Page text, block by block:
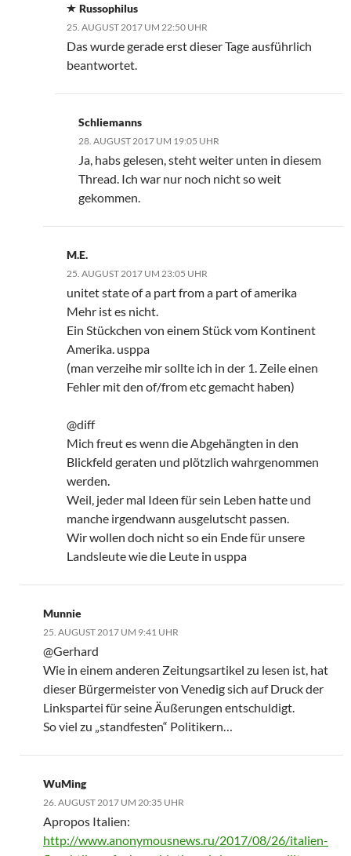
Russophilus
25. AUGUST 2017 UM 22:50 UHR
Das wurde gerade erst dieser Tage ausführlich
beantwortet.
Schliemanns
28. AUGUST 2017 UM 19:05 UHR
Ja, habs gelesen, steht weiter unten in diesem
Thread. Ich war nur noch nicht so weit
gekommen.
M.E.
25. AUGUST 2017 UM 23:05 UHR
unitet state of a part from a part of amerika
Mehr ist es nicht.
Ein Stückchen von einem Stück vom Kontinent
Amerika. usppa
(man verzeihe mir sollte ich in der 1. Zeile einen
Fehler mit den of/from etc gemacht haben)
@diff
Mich freut es wenn die Abgehängten in den
Blickfeld geraten und plötzlich wahrgenommen
werden.
Weil, jeder mal Ideen für sein Leben hatte und
manche irgendwann ausgelutscht passen.
Wir wollen doch nicht so ein Ende für unsere
Landsleute wie die Leute in usppa
Munnie
25. AUGUST 2017 UM 9:41 UHR
@Gerhard
Wie in einem anderen Zeitungsartikel zu lesen ist, hat
dieser Bürgermeister von Venedig sich auf Druck der
Linkspartei für seine Äußerungen entschuldigt.
So viel zu „standfesten“ Politikern…
WuMing
26. AUGUST 2017 UM 20:35 UHR
Apropos Italien:
http://www.anonymousnews.ru/2017/08/26/italien-